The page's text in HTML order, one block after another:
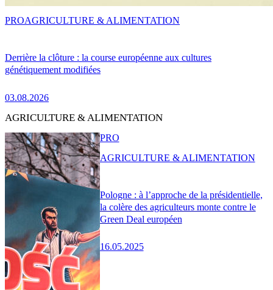
Derrière la clôture : la course européenne aux cultures
génétiquement modifiées
03.08.2026
PROAGRICULTURE & ALIMENTATION
AGRICULTURE & ALIMENTATION
Pologne : à l’approche de la présidentielle,
la colère des agriculteurs monte contre le
Green Deal européen
16.05.2025
PRO
AGRICULTURE & ALIMENTATION